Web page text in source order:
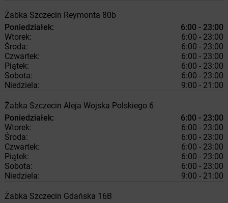
Żabka Szczecin Reymonta 80b
Poniedziałek:
6:00 - 23:00
Wtorek:
6:00 - 23:00
Środa:
6:00 - 23:00
Czwartek:
6:00 - 23:00
Piątek:
6:00 - 23:00
Sobota:
6:00 - 23:00
Niedziela:
9:00 - 21:00
Żabka Szczecin Aleja Wojska Polskiego 6
Poniedziałek:
6:00 - 23:00
Wtorek:
6:00 - 23:00
Środa:
6:00 - 23:00
Czwartek:
6:00 - 23:00
Piątek:
6:00 - 23:00
Sobota:
6:00 - 23:00
Niedziela:
9:00 - 21:00
Żabka Szczecin Gdańska 16B